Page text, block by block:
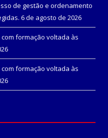
de gestão e ordenamento
6 de agosto de 2026
formação voltada às
formação voltada às